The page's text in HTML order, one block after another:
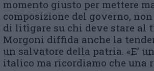
momento giusto per mettere
composizione del governo,
di litigare su chi deve stare al
Morgoni diffida anche la
un salvatore della patria. «E’
italico ma ricordiamo che una